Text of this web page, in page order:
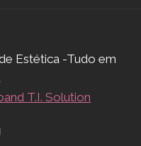
Estética -Tudo em
T.I. Solution